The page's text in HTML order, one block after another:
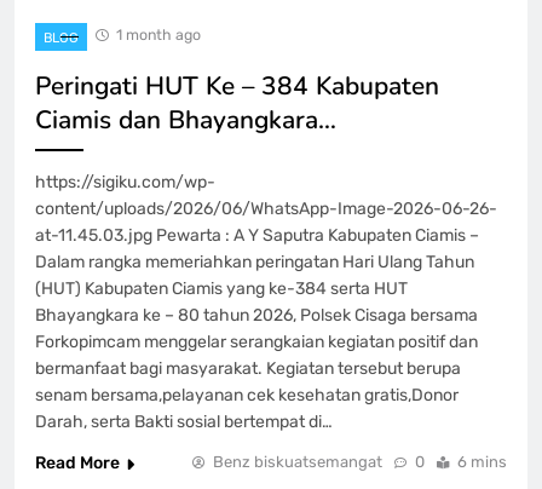
BLOG 1 month ago
Peringati HUT Ke – 384 Kabupaten
Ciamis dan Bhayangkara…
https://sigiku.com/wp-
content/uploads/2026/06/WhatsApp-Image-2026-06-26-
at-11.45.03.jpg Pewarta : A Y Saputra Kabupaten Ciamis –
Dalam rangka memeriahkan peringatan Hari Ulang Tahun
(HUT) Kabupaten Ciamis yang ke-384 serta HUT
Bhayangkara ke – 80 tahun 2026, Polsek Cisaga bersama
Forkopimcam menggelar serangkaian kegiatan positif dan
bermanfaat bagi masyarakat. Kegiatan tersebut berupa
senam bersama,pelayanan cek kesehatan gratis,Donor
Darah, serta Bakti sosial bertempat di…
Read More
Benz biskuatsemangat 0 6 mins